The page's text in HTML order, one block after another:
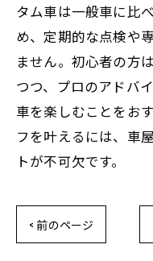
タム車は一般車に比
め、定期的な点検や
ません。初心者の方
つつ、プロのアドバ
車を楽しむことをお
フを叶えるには、車
トが不可欠です。
< 前のページ